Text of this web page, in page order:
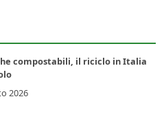
compostabili, il riciclo in Italia
2026